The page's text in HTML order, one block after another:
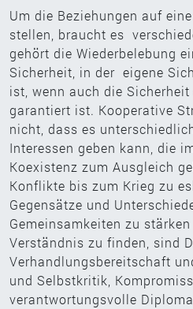
Um die Beziehungen auf
stellen, braucht es
gehört die Wiederbelebung
Sicherheit, in der eigene
ist, wenn auch die
garantiert ist. Kooperative
nicht, dass es
Interessen geben kann, die
Koexistenz zum Ausgleich
Konflikte bis zum Krieg zu
Gegensätze und
Gemeinsamkeiten zu
Verständnis zu finden, sind
Verhandlungsbereitschaft
und Selbstkritik,
verantwortungsvolle